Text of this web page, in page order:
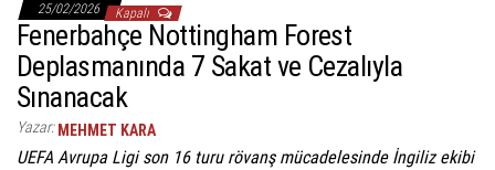
25/02/2026 Kapalı
Fenerbahçe Nottingham Forest
Deplasmanında 7 Sakat ve Cezalıyla
Sınanacak
Yazar: MEHMET KARA
UEFA Avrupa Ligi son 16 turu rövanş mücadelesinde İngiliz ekibi